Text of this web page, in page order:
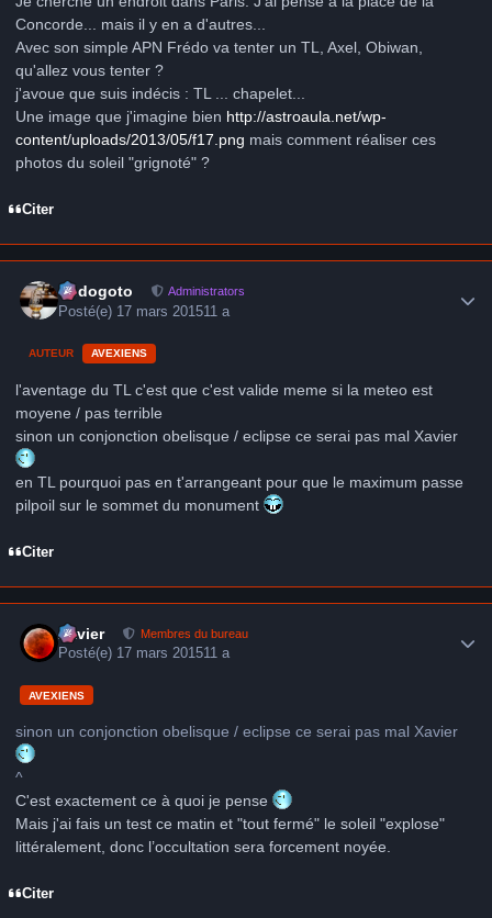
Concorde... mais il y en a d'autres...
Avec son simple APN Frédo va tenter un TL, Axel, Obiwan,
qu'allez vous tenter ?
j'avoue que suis indécis : TL ... chapelet...
Une image que j'imagine bien http://astroaula.net/wp-
content/uploads/2013/05/f17.png mais comment réaliser ces
photos du soleil "grignoté" ?
Citer
frédogoto Administrators
Posté(e) 17 mars 201511 a
AUTEUR AVEXIENS
l'aventage du TL c'est que c'est valide meme si la meteo est
moyene / pas terrible
sinon un conjonction obelisque / eclipse ce serai pas mal Xavier
en TL pourquoi pas en t'arrangeant pour que le maximum passe
pilpoil sur le sommet du monument
Citer
Xavier Membres du bureau
Posté(e) 17 mars 201511 a
AVEXIENS
sinon un conjonction obelisque / eclipse ce serai pas mal Xavier
^
C'est exactement ce à quoi je pense
Mais j'ai fais un test ce matin et "tout fermé" le soleil "explose"
littéralement, donc l’occultation sera forcement noyée.
Citer